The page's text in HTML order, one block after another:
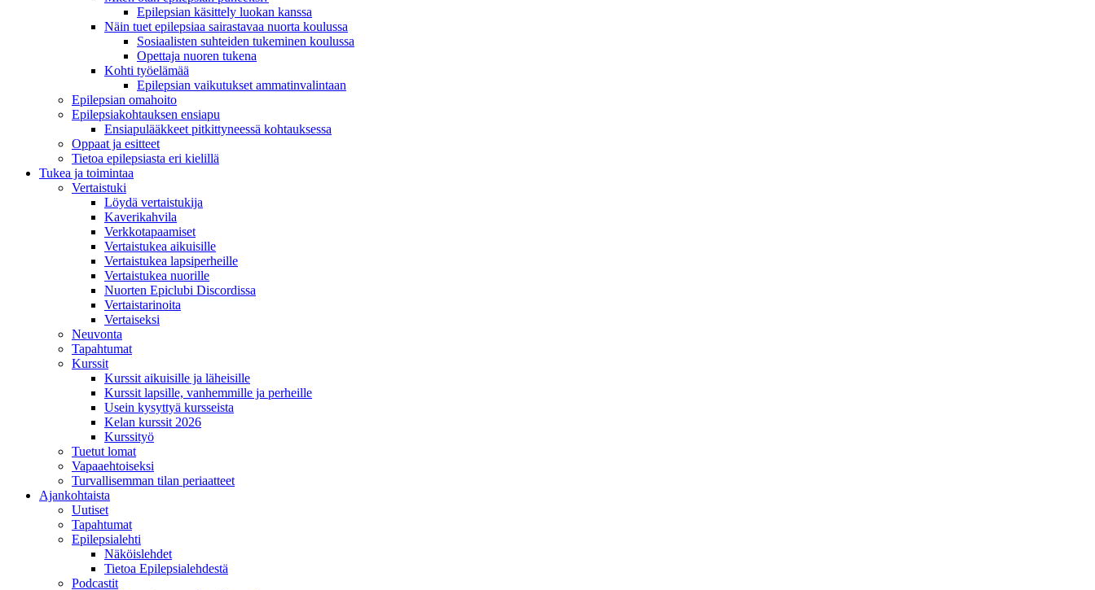
Epilepsian käsittely luokan kanssa
Näin tuet epilepsiaa sairastavaa nuorta koulussa
Sosiaalisten suhteiden tukeminen koulussa
Opettaja nuoren tukena
Kohti työelämää
Epilepsian vaikutukset ammatinvalintaan
Epilepsian omahoito
Epilepsiakohtauksen ensiapu
Ensiapulääkkeet pitkittyneessä kohtauksessa
Oppaat ja esitteet
Tietoa epilepsiasta eri kielillä
Tukea ja toimintaa
Vertaistuki
Löydä vertaistukija
Kaverikahvila
Verkkotapaamiset
Vertaistukea aikuisille
Vertaistukea lapsiperheille
Vertaistukea nuorille
Nuorten Epiclubi Discordissa
Vertaistarinoita
Vertaiseksi
Neuvonta
Tapahtumat
Kurssit
Kurssit aikuisille ja läheisille
Kurssit lapsille, vanhemmille ja perheille
Usein kysyttyä kursseista
Kelan kurssit 2026
Kurssityö
Tuetut lomat
Vapaaehtoiseksi
Turvallisemman tilan periaatteet
Ajankohtaista
Uutiset
Tapahtumat
Epilepsialehti
Näköislehdet
Tietoa Epilepsialehdestä
Podcastit